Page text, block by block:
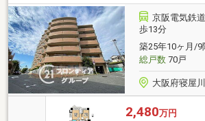
京阪電気鉄
歩13分
築25年10ヶ月/9
総戸数70戸
大阪府寝屋
2,480万円